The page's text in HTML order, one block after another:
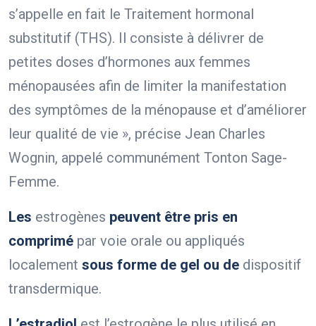
s’appelle en fait le Traitement hormonal
substitutif (THS). Il consiste à délivrer de
petites doses d’hormones aux femmes
ménopausées afin de limiter la manifestation
des symptômes de la ménopause et d’améliorer
leur qualité de vie », précise Jean Charles
Wognin, appelé communément Tonton Sage-
Femme.
Les estrogènes peuvent être pris en
comprimé par voie orale ou appliqués
localement sous forme de gel ou de dispositif
transdermique.